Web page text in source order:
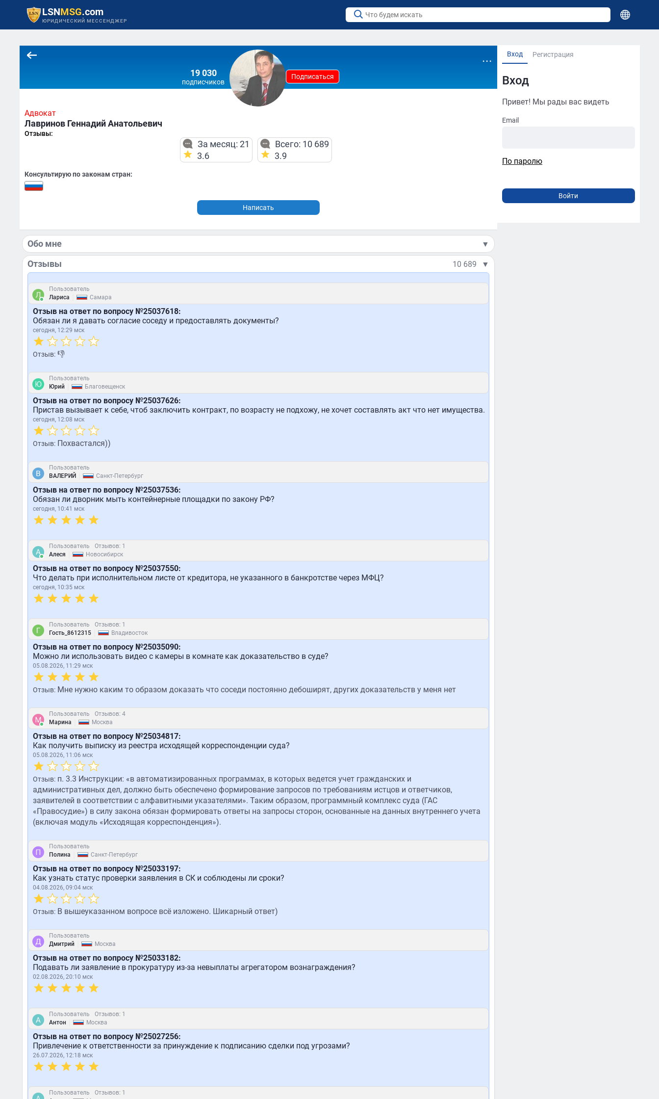
LSNMSG.com
ЮРИДИЧЕСКИЙ МЕССЕНДЖЕР
Вход Регистрация
Вход
Привет! Мы рады вас видеть
Email
По паролю
19 030
подписчиков
Подписаться
...
Адвокат
Лавринов Геннадий Анатольевич
Отзывы:
За месяц: 21
3.6
Всего: 10 689
3.9
Консультирую по законам стран:
Написать
Обо мне ▼
Отзывы 10 689 ▼
Пользователь
Лариса
Самара
Отзыв на ответ по вопросу №25037618:
Обязан ли я давать согласие соседу и предоставлять документы?
сегодня, 12:29 мск
Отзыв:👎
Пользователь
Юрий
Благовещенск
Отзыв на ответ по вопросу №25037626:
Пристав вызывает к себе, чтоб заключить контракт, по возрасту не подхожу, не хочет составлять акт что нет имущества.
сегодня, 12:08 мск
Отзыв:Похвастался))
Пользователь
ВАЛЕРИЙ
Санкт-Петербург
Отзыв на ответ по вопросу №25037536:
Обязан ли дворник мыть контейнерные площадки по закону РФ?
сегодня, 10:41 мск
Пользователь
Отзывов: 1
Алеся
Новосибирск
Отзыв на ответ по вопросу №25037550:
Что делать при исполнительном листе от кредитора, не указанного в банкротстве через МФЦ?
сегодня, 10:35 мск
Пользователь
Отзывов: 1
Гость_8612315
Владивосток
Отзыв на ответ по вопросу №25035090:
Можно ли использовать видео с камеры в комнате как доказательство в суде?
05.08.2026, 11:29 мск
Отзыв:Мне нужно каким то образом доказать что соседи постоянно дебоширят, других доказательств у меня нет
Пользователь
Отзывов: 4
Марина
Москва
Отзыв на ответ по вопросу №25034817:
Как получить выписку из реестра исходящей корреспонденции суда?
05.08.2026, 11:06 мск
Отзыв:п. 3.3 Инструкции: «в автоматизированных программах, в которых ведется учет гражданских и
административных дел, должно быть обеспечено формирование запросов по требованиям истцов и ответчиков,
заявителей в соответствии с алфавитными указателями». Таким образом, программный комплекс суда (ГАС
«Правосудие») в силу закона обязан формировать ответы на запросы сторон, основанные на данных внутреннего учета
(включая модуль «Исходящая корреспонденция»).
Пользователь
Полина
Санкт-Петербург
Отзыв на ответ по вопросу №25033197:
Как узнать статус проверки заявления в СК и соблюдены ли сроки?
04.08.2026, 09:04 мск
Отзыв:В вышеуказанном вопросе всё изложено. Шикарный ответ)
Пользователь
Дмитрий
Москва
Отзыв на ответ по вопросу №25033182:
Подавать ли заявление в прокуратуру из-за невыплаты агрегатором вознаграждения?
02.08.2026, 20:10 мск
Пользователь
Отзывов: 1
Антон
Москва
Отзыв на ответ по вопросу №25027256:
Привлечение к ответственности за принуждение к подписанию сделки под угрозами?
26.07.2026, 12:18 мск
Пользователь
Отзывов: 1